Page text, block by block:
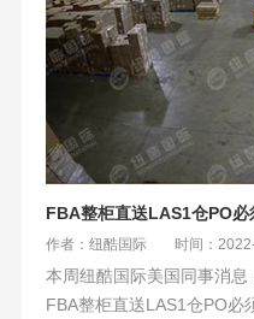
FBA整柜直送LAS1仓PO必
作者：纽酷国际 时间：
本周纽酷国际美国同事消息
FBA整柜直送LAS1仓PO必须全部有效，